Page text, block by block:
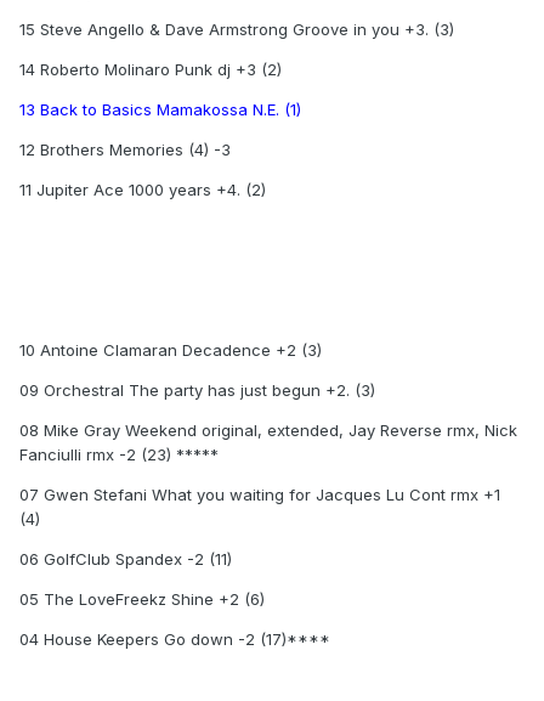
15 Steve Angello & Dave Armstrong Groove in you +3. (3)
14 Roberto Molinaro Punk dj +3 (2)
13 Back to Basics Mamakossa N.E. (1)
12 Brothers Memories (4) -3
11 Jupiter Ace 1000 years +4. (2)
10 Antoine Clamaran Decadence +2 (3)
09 Orchestral The party has just begun +2. (3)
08 Mike Gray Weekend original, extended, Jay Reverse rmx, Nick
Fanciulli rmx -2 (23) *****
07 Gwen Stefani What you waiting for Jacques Lu Cont rmx +1
(4)
06 GolfClub Spandex -2 (11)
05 The LoveFreekz Shine +2 (6)
04 House Keepers Go down -2 (17)****